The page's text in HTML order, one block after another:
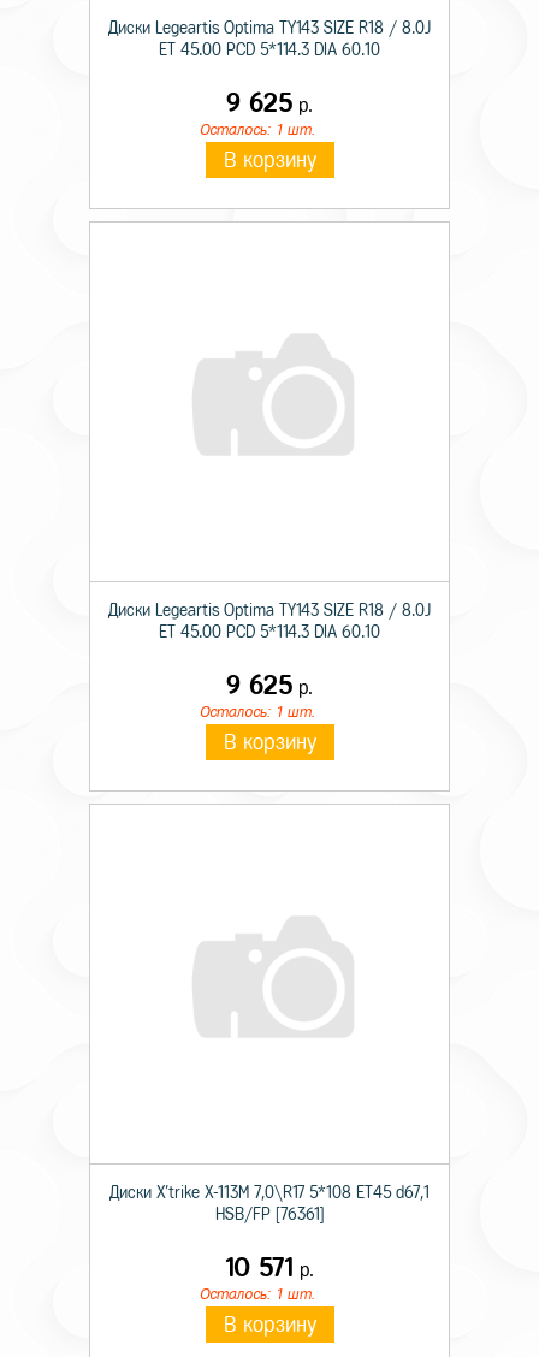
Диски Legeartis Optima TY143 SIZE R18 / 8.0J
ET 45.00 PCD 5*114.3 DIA 60.10
9 625 р.
Осталось: 1 шт.
В корзину
Диски Legeartis Optima TY143 SIZE R18 / 8.0J
ET 45.00 PCD 5*114.3 DIA 60.10
9 625 р.
Осталось: 1 шт.
В корзину
Диски X'trike X-113M 7,0\R17 5*108 ET45 d67,1
HSB/FP [76361]
10 571 р.
Осталось: 1 шт.
В корзину